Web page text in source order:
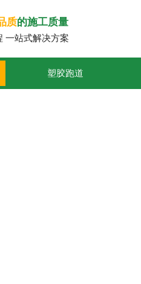
质的施工质量
一站式解决方案
塑胶跑道